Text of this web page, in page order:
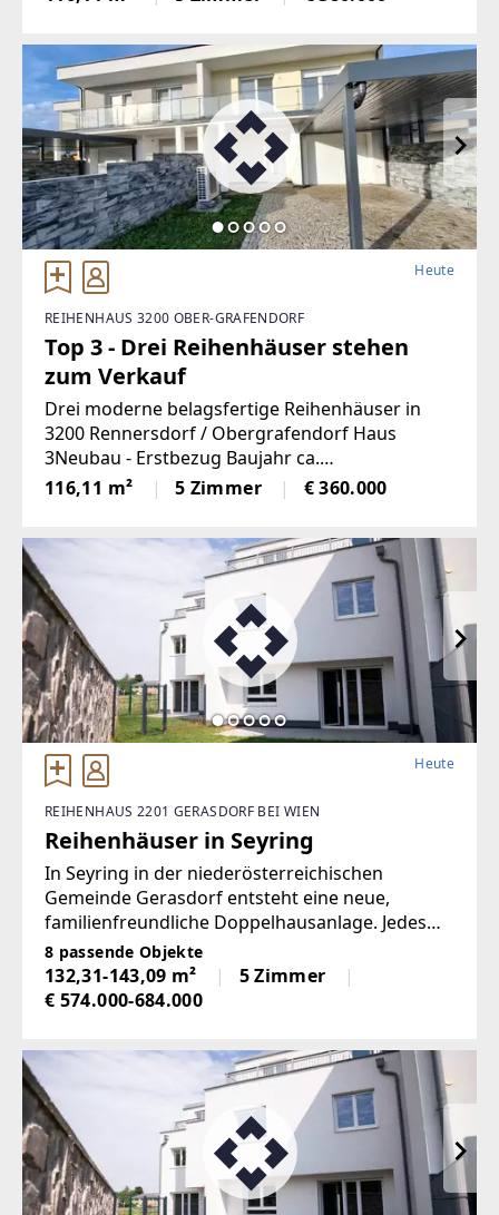
160–180 m² Gartenfläche belagsfertig 4
Heute
REIHENHAUS 3200 OBER-GRAFENDORF
Top 3 - Drei Reihenhäuser stehen
zum Verkauf
Drei moderne belagsfertige Reihenhäuser in
3200 Rennersdorf / Obergrafendorf Haus
3Neubau - Erstbezug Baujahr ca.
2021/2022Wohnfläche: ca. 116,11 m² pro
HausGrundstücksgrößen: ca. 160–180 m²
116,11 m² 5 Zimmer € 360.000
Heute
REIHENHAUS 2201 GERASDORF BEI WIEN
Reihenhäuser in Seyring
In Seyring in der niederösterreichischen
Gemeinde Gerasdorf entsteht eine neue,
familienfreundliche Doppelhausanlage. Jedes
der 12 Eigentum Reihenhäuser mit jeweils 2
PKW-Stellplätzen hat eine Wohnfläche um 140
m2 und eine Gartenfläche bis zu 170 m2.
8 passende Objekte
132,31-143,09 m²
5 Zimmer
€ 574.000-684.000